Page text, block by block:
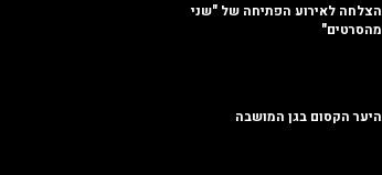
הצלחה לאירוע הפתיחה של "שני
מהסרטים"
היער הקסום בגן המושבה